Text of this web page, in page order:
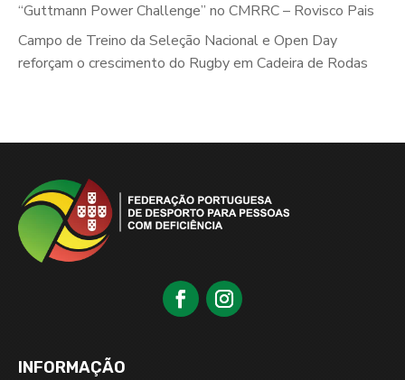
“Guttmann Power Challenge” no CMRRC – Rovisco Pais
Campo de Treino da Seleção Nacional e Open Day
reforçam o crescimento do Rugby em Cadeira de Rodas
INFORMAÇÃO